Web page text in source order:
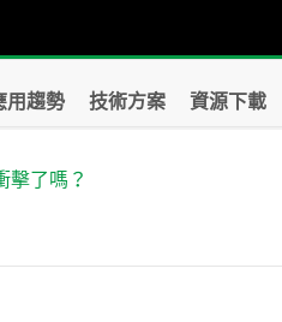
用趨勢 技術方案 資源下載
擊了嗎？